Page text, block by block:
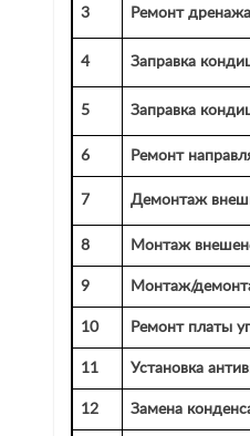
3 Ремонт
4 Заправка
5 Заправка
6 Ремонт
7 Демонтаж
8 Монтаж
9 Монтаж/
10 Ремонт платы
11 Установка
12 Замена